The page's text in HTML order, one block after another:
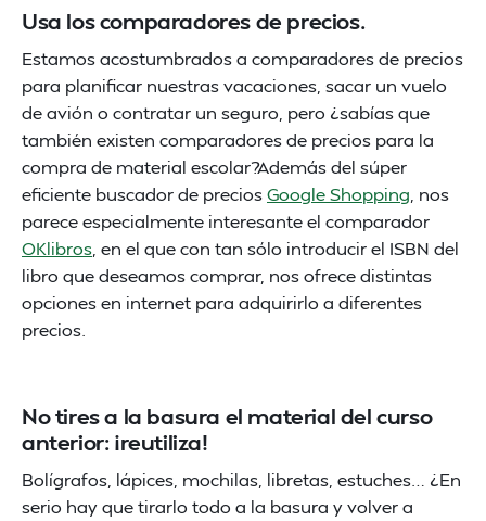
Usa los comparadores de precios.
Estamos acostumbrados a comparadores de precios
para planificar nuestras vacaciones, sacar un vuelo
de avión o contratar un seguro, pero ¿sabías que
también existen comparadores de precios para la
compra de material escolar?Además del súper
eficiente buscador de preciosGoogle Shopping , nos
parece especialmente interesante el comparador
OKlibros , en el que con tan sólo introducir el ISBN del
libro que deseamos comprar, nos ofrece distintas
opciones en internet para adquirirlo a diferentes
precios.
No tires a la basura el material del curso
anterior: ¡reutiliza!
Bolígrafos, lápices, mochilas, libretas, estuches… ¿En
serio hay que tirarlo todo a la basura y volver a